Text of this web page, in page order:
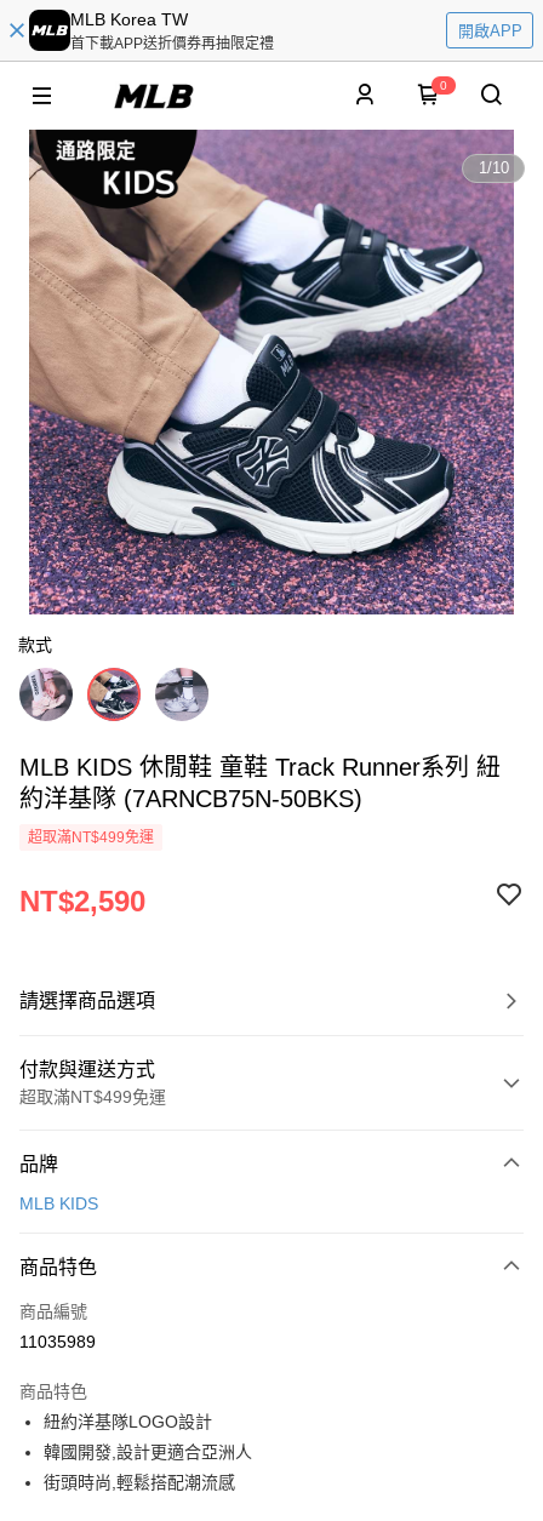
MLB Korea TW
首下載APP送折價券再抽限定禮
開啟APP
0
1/10
款式
MLB KIDS 休閒鞋 童鞋 Track Runner系列 紐
約洋基隊 (7ARNCB75N-50BKS)
超取滿NT$499免運
NT$2,590
請選擇商品選項
付款與運送方式
超取滿NT$499免運
信用卡一次付款
LINE Pay
Apple Pay
悠遊付
運送方式
品牌
MLB KIDS
商品特色
商品編號
11035989
商品特色
紐約洋基隊LOGO設計
韓國開發,設計更適合亞洲人
街頭時尚,輕鬆搭配潮流感